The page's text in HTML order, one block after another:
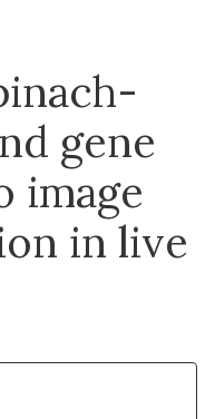
gene
image
in live